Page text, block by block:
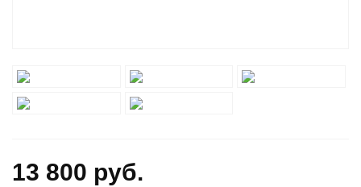
13 800 руб.